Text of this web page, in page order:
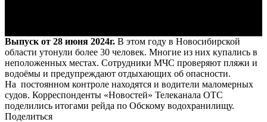
Выпуск от 28 июня 2024г. В этом году в Новосибирской
области утонули более 30 человек. Многие из них купались в
неположенных местах. Сотрудники МЧС проверяют пляжи и
водоёмы и предупреждают отдыхающих об опасности.
На постоянном контроле находятся и водители маломерных
судов. Корреспонденты «Новостей» Телеканала ОТС
поделились итогами рейда по Обскому водохранилищу.
Поделиться